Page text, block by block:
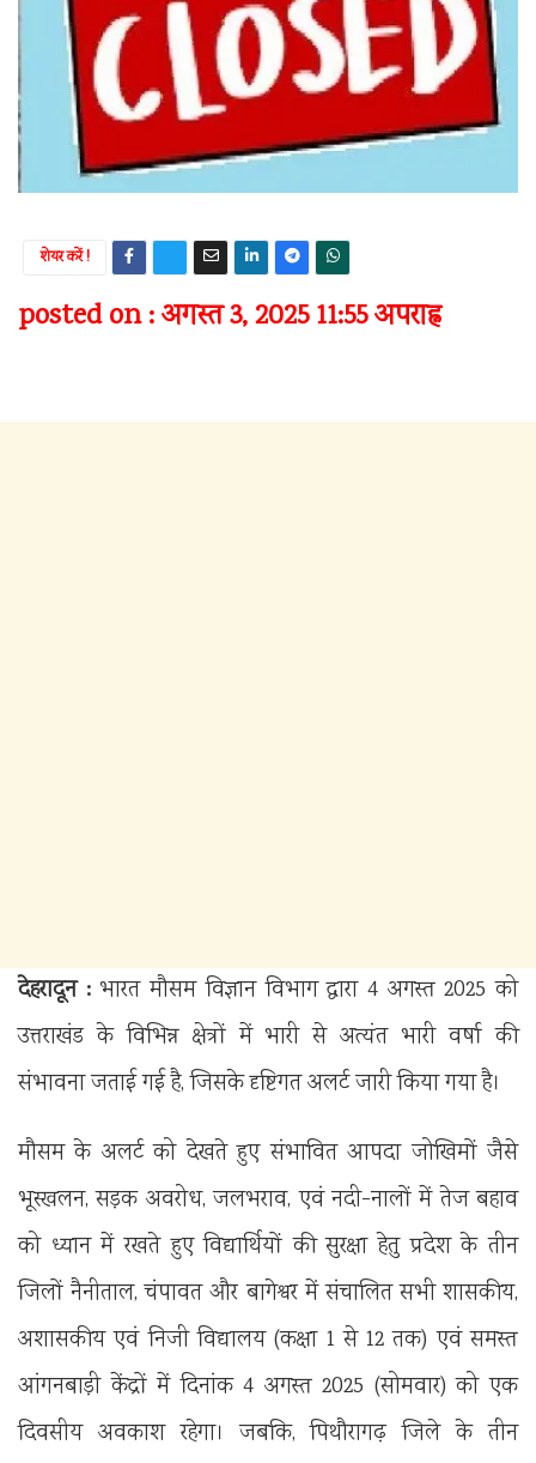
शेयर करें !
posted on : अगस्त 3, 2025 11:55 अपराह्न
देहरादून :भारत मौसम विज्ञान विभाग द्वारा 4 अगस्त 2025 को
उत्तराखंड के विभिन्न क्षेत्रों में भारी से अत्यंत भारी वर्षा की
संभावना जताई गई है, जिसके दृष्टिगत अलर्ट जारी किया गया है।
मौसम के अलर्ट को देखते हुए संभावित आपदा जोखिमों जैसे
भूस्खलन, सड़क अवरोध, जलभराव, एवं नदी-नालों में तेज बहाव
को ध्यान में रखते हुए विद्यार्थियों की सुरक्षा हेतु प्रदेश के तीन
जिलों नैनीताल, चंपावत और बागेश्वर में संचालित सभी शासकीय,
अशासकीय एवं निजी विद्यालय (कक्षा 1 से 12 तक) एवं समस्त
आंगनबाड़ी केंद्रों में दिनांक 4 अगस्त 2025 (सोमवार) को एक
दिवसीय अवकाश रहेगा। जबकि, पिथौरागढ़ जिले के तीन